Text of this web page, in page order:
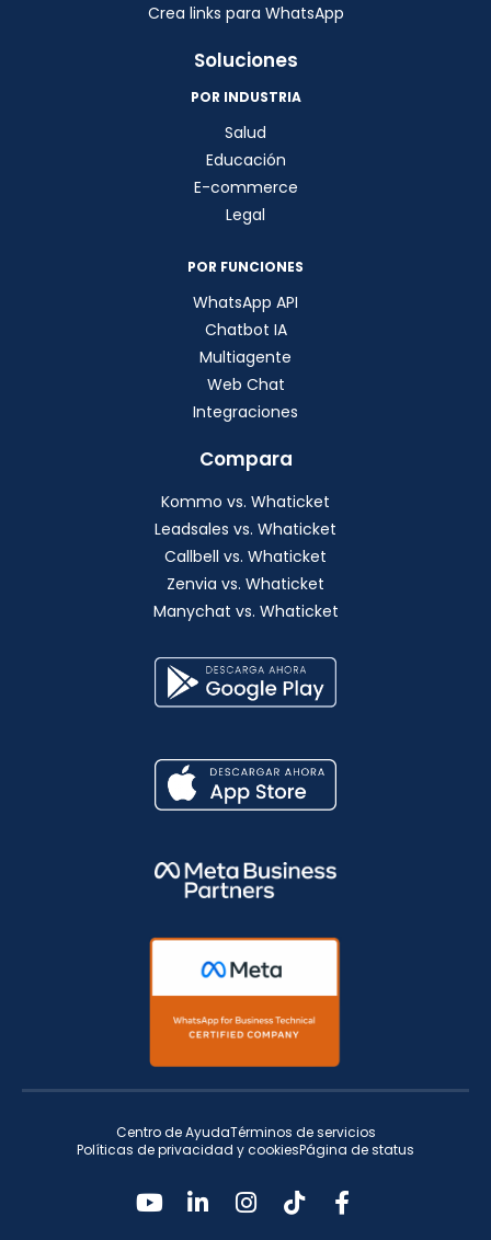
Crea links para WhatsApp
Soluciones
POR INDUSTRIA
Salud
Educación
E-commerce
Legal
POR FUNCIONES
WhatsApp API
Chatbot IA
Multiagente
Web Chat
Integraciones
Compara
Kommo vs. Whaticket
Leadsales vs. Whaticket
Callbell vs. Whaticket
Zenvia vs. Whaticket
Manychat vs. Whaticket
Centro de AyudaTérminos de servicios
Políticas de privacidad y cookiesPágina de status